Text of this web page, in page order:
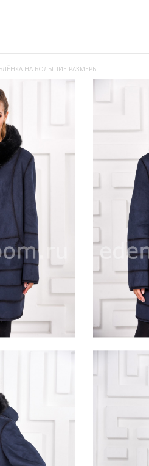
НА БОЛЬШИЕ РАЗМЕРЫ